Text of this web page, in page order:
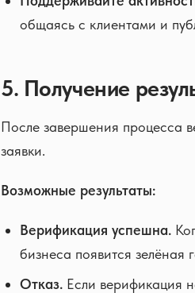
общаясь с клиентами и
5. Получение
После завершения процесса
заявки.
Возможные результаты:
Верификация успешна.
бизнеса появится зелёная
Отказ. Если верификация